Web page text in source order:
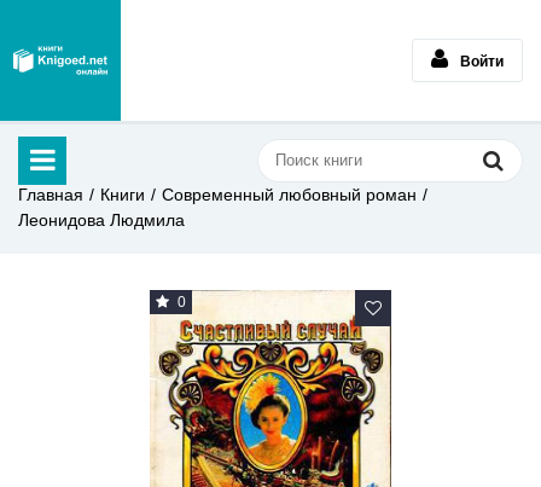
Войти
Главная Книги
Современный любовный роман
Леонидова Людмила
0